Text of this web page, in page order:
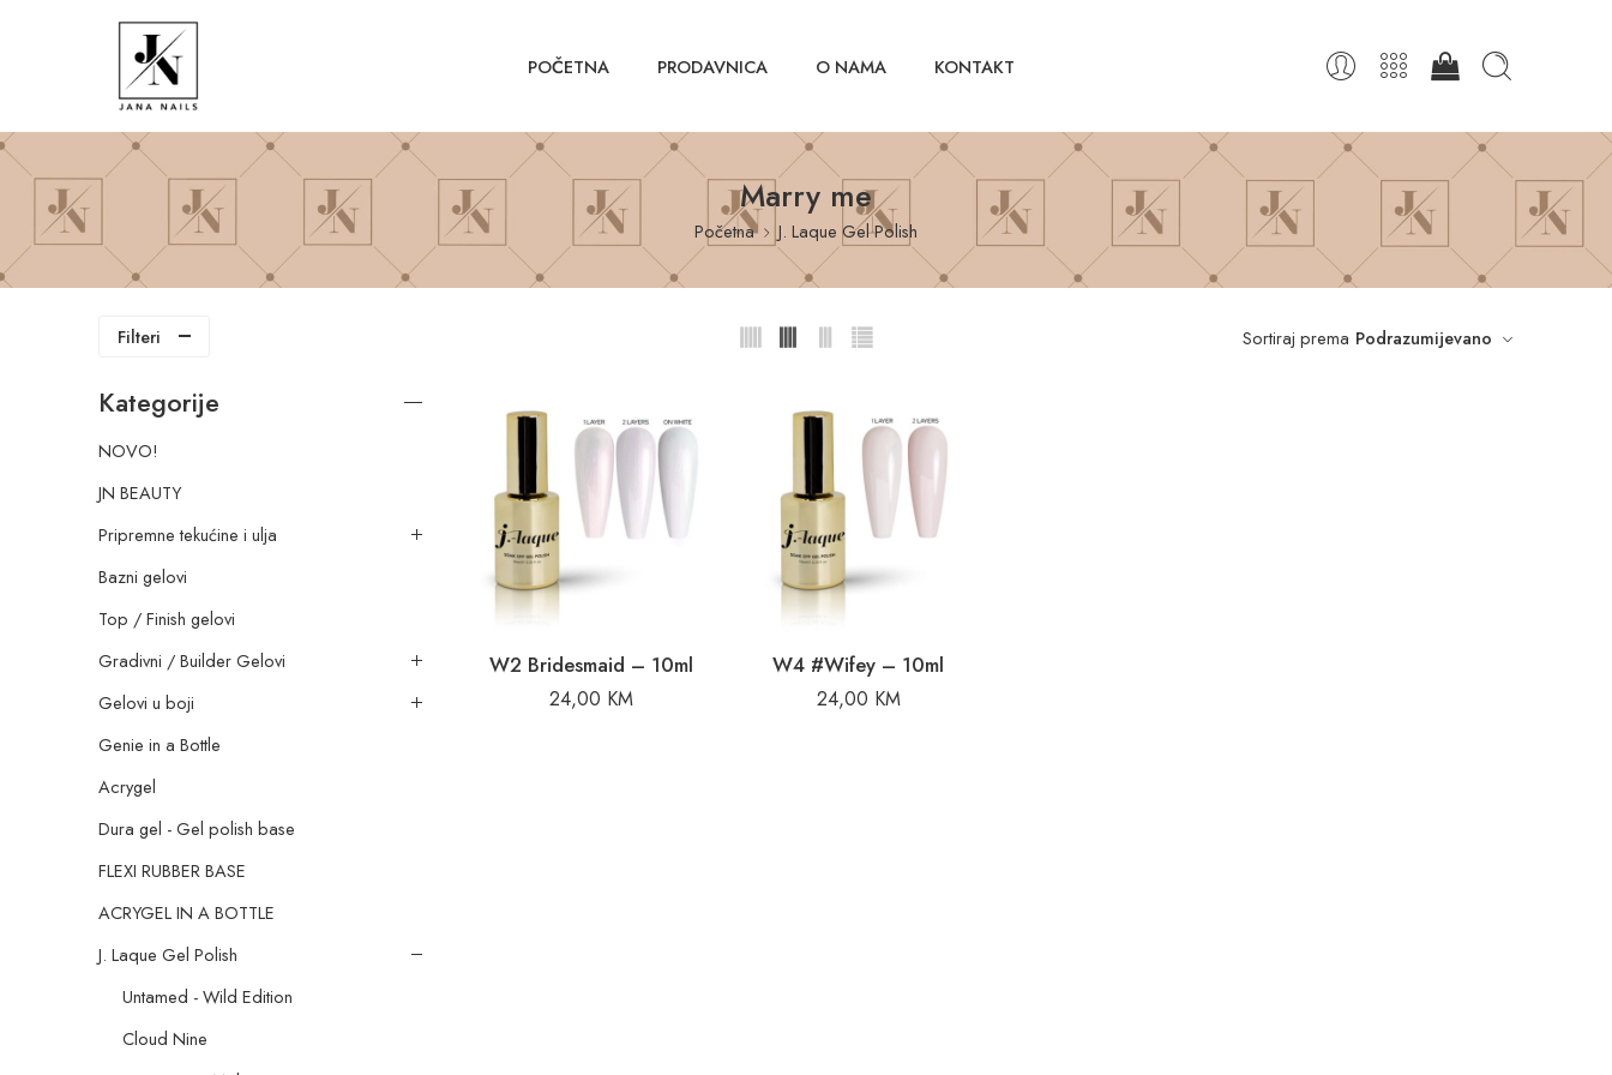
POČETNA PRODAVNICA O NAMA KONTAKT
Marry me
Početna J. Laque Gel Polish
Filteri Sortiraj prema Podrazumijevano
W2 Bridesmaid – 10ml
24,00 KM
W4 #Wifey – 10ml
24,00 KM
Kategorije
NOVO!
JN BEAUTY
Pripremne tekućine i ulja
Bazni gelovi
Top / Finish gelovi
Gradivni / Builder Gelovi
Gelovi u boji
Genie in a Bottle
Acrygel
Dura gel - Gel polish base
FLEXI RUBBER BASE
ACRYGEL IN A BOTTLE
J. Laque Gel Polish
Untamed - Wild Edition
Cloud Nine